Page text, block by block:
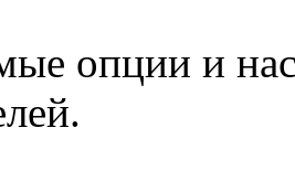
опции и